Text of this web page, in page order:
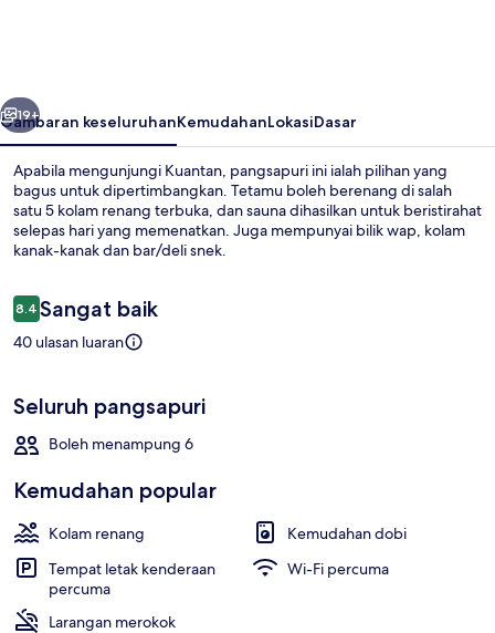
Seaview
Seterusnya
19+
Gambaran keseluruhanKemudahanLokasiDasar
Apabila mengunjungi Kuantan, pangsapuri ini ialah pilihan yang
bagus untuk dipertimbangkan. Tetamu boleh berenang di salah
satu 5 kolam renang terbuka, dan sauna dihasilkan untuk beristirahat
selepas hari yang memenatkan. Juga mempunyai bilik wap, kolam
kanak-kanak dan bar/deli snek.
Ulasan
8.48.4 daripada 10
Sangat baik
40 ulasan luaran
Seluruh pangsapuri
Boleh menampung 6
Kemudahan popular
Kolam renang
Kemudahan dobi
Tempat letak kenderaan
percuma
Wi-Fi percuma
Larangan merokok